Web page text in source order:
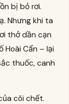
bị bỏ rơi.
Nhưng khi ta
thở dần cạn
Cẩn – lại
thuốc, canh
cõi chết.